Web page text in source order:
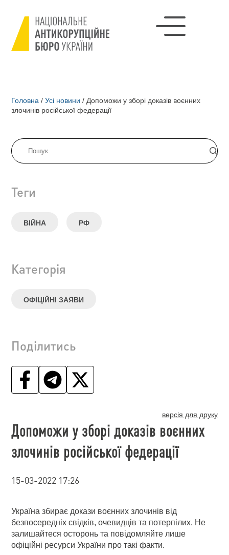
Головна / Усі новини / Допоможи у зборі доказів воєнних
злочинів російської федерації
Теги
ВІЙНА РФ
Категорія
ОФІЦІЙНІ ЗАЯВИ
Поділитись
версія для друку
Допоможи у зборі доказів воєнних
злочинів російської федерації
15-03-2022 17:26
Україна збирає докази воєнних злочинів від
безпосередніх свідків, очевидців та потерпілих. Не
залишайтеся осторонь та повідомляйте лише
офіційні ресурси України про такі факти.